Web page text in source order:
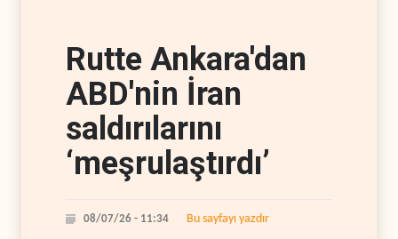
Rutte Ankara'dan
ABD'nin İran
saldırılarını
‘meşrulaştırdı’
08/07/26 - 11:34 Bu sayfayı yazdır